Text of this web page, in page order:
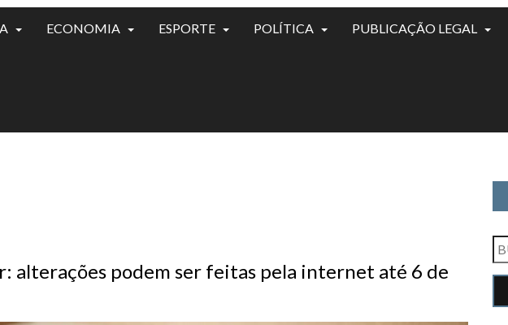
ECONOMIA ESPORTE POLÍTICA PUBLICAÇÃO LEGAL
alterações podem ser feitas pela internet até 6 de